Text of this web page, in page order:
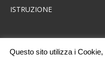
ISTRUZIONE
News Consumatori
Questo sito utilizza i